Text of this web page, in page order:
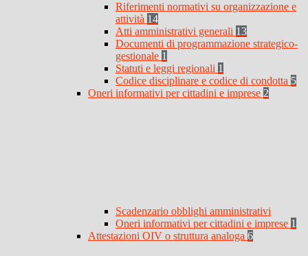
Riferimenti normativi su organizzazione e
attività 14
Atti amministrativi generali 13
Documenti di programmazione strategico-
gestionale 1
Statuti e leggi regionali 1
Codice disciplinare e codice di condotta 5
Oneri informativi per cittadini e imprese 2
Scadenzario obblighi amministrativi
Oneri informativi per cittadini e imprese 1
Attestazioni OIV o struttura analoga 6